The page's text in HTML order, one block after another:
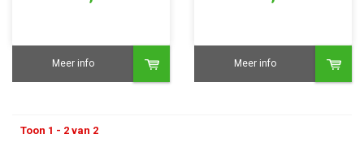
Meer info Meer info
Toon 1 - 2 van 2